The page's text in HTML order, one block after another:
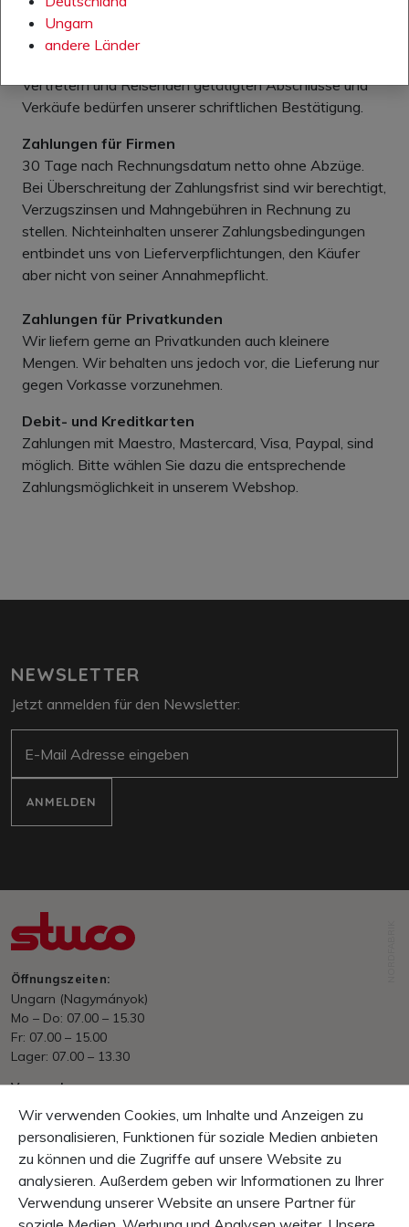
Die angegebenen Preise und Preislisten sind
freibleibend und können von uns jederzeit ohne
Vertretern und Reisenden getätigten Abschlüsse und
Verkäufe bedürfen unserer schriftlichen Bestätigung.
Zahlungen für Firmen
30 Tage nach Rechnungsdatum netto ohne Abzüge.
Bei Überschreitung der Zahlungsfrist sind wir berechtigt,
Verzugszinsen und Mahngebühren in Rechnung zu
stellen. Nichteinhalten unserer Zahlungsbedingungen
entbindet uns von Lieferverpflichtungen, den Käufer
aber nicht von seiner Annahmepflicht.
Zahlungen für Privatkunden
Wir liefern gerne an Privatkunden auch kleinere
Mengen. Wir behalten uns jedoch vor, die Lieferung nur
gegen Vorkasse vorzunehmen.
Debit- und Kreditkarten
Zahlungen mit Maestro, Mastercard, Visa, Paypal, sind
möglich. Bitte wählen Sie dazu die entsprechende
Zahlungsmöglichkeit in unserem Webshop.
NEWSLETTER
Jetzt anmelden für den Newsletter:
ANMELDEN
Öffnungszeiten:
Ungarn (Nagymányok)
Mo – Do: 07.00 – 15.30
Fr: 07.00 – 15.00
Lager: 07.00 – 13.30
Versand
Ab HUF. 70&#039;000.– portofrei
EU/International nach Aufwand
Zahlung
Rechnung, Vorkasse
Garantie
Ungarn
andere Länder
Wir verwenden Cookies, um Inhalte und Anzeigen zu
personalisieren, Funktionen für soziale Medien anbieten
zu können und die Zugriffe auf unsere Website zu
analysieren. Außerdem geben wir Informationen zu Ihrer
Verwendung unserer Website an unsere Partner für